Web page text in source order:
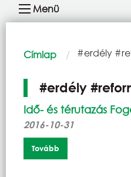
navigáció
Menü
Morzsa
Címlap Current:
#erdély
#erdély
Idő- és térutazás
2016-10-31
Tovább